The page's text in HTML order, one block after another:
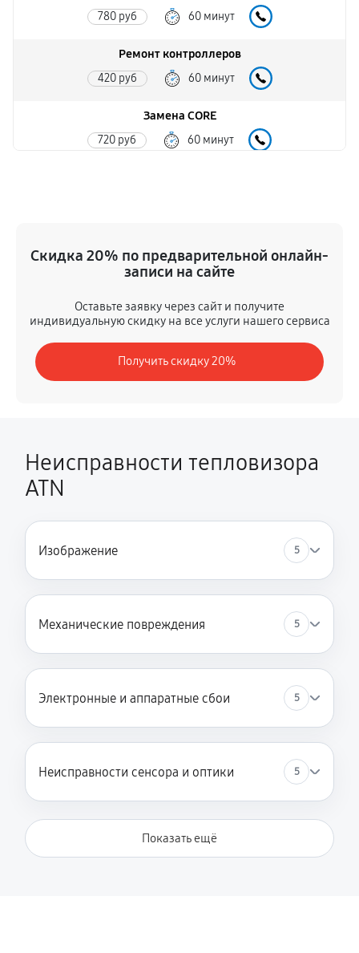
780 руб 60 минут
Ремонт контроллеров
420 руб 60 минут
Замена CORE
720 руб 60 минут
1430 руб 60 минут
Ремонт датчика синхроимпульсов
1040 руб 60 минут
Калибровка и настройка
Замена USB порта
420 руб 60 минут
460 руб 60 минут
Замена корпуса
Скидка 20% по предварительной онлайн-
записи на сайте
Оставьте заявку через сайт и получите
индивидуальную скидку на все услуги нашего сервиса
Получить скидку 20%
Неисправности тепловизора
ATN
Изображение 5
Механические повреждения 5
Электронные и аппаратные сбои 5
Неисправности сенсора и оптики 5
Показать ещё